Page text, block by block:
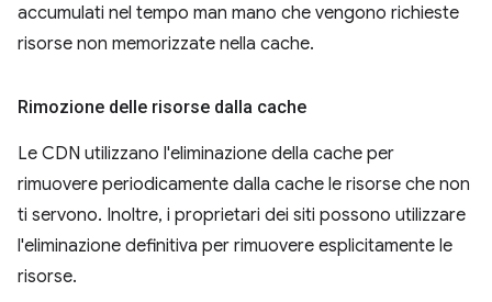
accumulati nel tempo man mano che vengono richieste
risorse non memorizzate nella cache.
Rimozione delle risorse dalla cache
Le CDN utilizzano l'eliminazione della cache per
rimuovere periodicamente dalla cache le risorse che non
ti servono. Inoltre, i proprietari dei siti possono utilizzare
l'eliminazione definitiva per rimuovere esplicitamente le
risorse.